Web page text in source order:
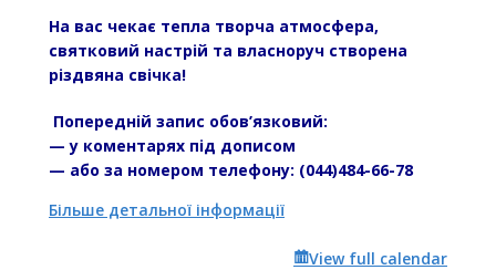
На вас чекає тепла творча атмосфера,
святковий настрій та власноруч створена
різдвяна свічка!
Попередній запис обов’язковий:
— у коментарях під дописом
— або за номером телефону: (044)484-66-78
Більше детальної інформації
View full calendar